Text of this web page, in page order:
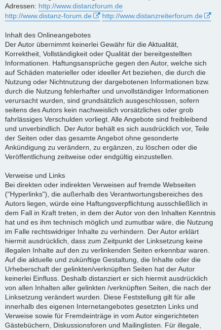
Adressen: http://www.distanzforum.de
http://www.distanz-forum.de
http://www.distanzreiterforum.de
Inhalt des Onlineangebotes
Der Autor übernimmt keinerlei Gewähr für die Aktualität,
Korrektheit, Vollständigkeit oder Qualität der bereitgestellten
Informationen. Haftungsansprüche gegen den Autor, welche sich
auf Schäden materieller oder ideeller Art beziehen, die durch die
Nutzung oder Nichtnutzung der dargebotenen Informationen bzw.
durch die Nutzung fehlerhafter und unvollständiger Informationen
verursacht wurden, sind grundsätzlich ausgeschlossen, sofern
seitens des Autors kein nachweislich vorsätzliches oder grob
fahrlässiges Verschulden vorliegt. Alle Angebote sind freibleibend
und unverbindlich. Der Autor behält es sich ausdrücklich vor, Teile
der Seiten oder das gesamte Angebot ohne gesonderte
Ankündigung zu verändern, zu ergänzen, zu löschen oder die
Veröffentlichung zeitweise oder endgültig einzustellen.
Verweise und Links
Bei direkten oder indirekten Verweisen auf fremde Webseiten
("Hyperlinks"), die außerhalb des Verantwortungsbereiches des
Autors liegen, würde eine Haftungsverpflichtung ausschließlich in
dem Fall in Kraft treten, in dem der Autor von den Inhalten Kenntnis
hat und es ihm technisch möglich und zumutbar wäre, die Nutzung
im Falle rechtswidriger Inhalte zu verhindern. Der Autor erklärt
hiermit ausdrücklich, dass zum Zeitpunkt der Linksetzung keine
illegalen Inhalte auf den zu verlinkenden Seiten erkennbar waren.
Auf die aktuelle und zukünftige Gestaltung, die Inhalte oder die
Urheberschaft der gelinkten/verknüpften Seiten hat der Autor
keinerlei Einfluss. Deshalb distanziert er sich hiermit ausdrücklich
von allen Inhalten aller gelinkten /verknüpften Seiten, die nach der
Linksetzung verändert wurden. Diese Feststellung gilt für alle
innerhalb des eigenen Internetangebotes gesetzten Links und
Verweise sowie für Fremdeinträge in vom Autor eingerichteten
Gästebüchern, Diskussionsforen und Mailinglisten. Für illegale,